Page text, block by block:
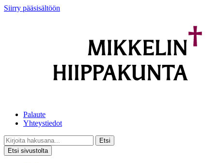
Siirry pääsisältöön
Palaute
Yhteystiedot
Etsi
Etsi sivustolta